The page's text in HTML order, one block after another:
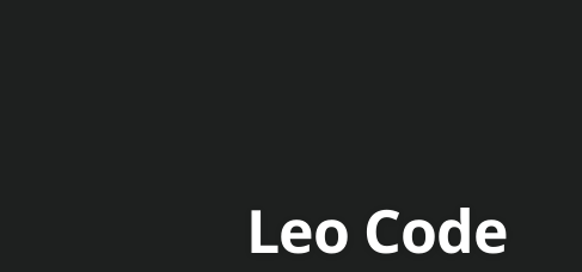
Leo Code